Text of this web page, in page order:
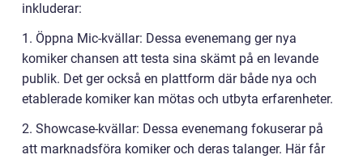
inkluderar:
1. Öppna Mic-kvällar: Dessa evenemang ger nya
komiker chansen att testa sina skämt på en levande
publik. Det ger också en plattform där både nya och
etablerade komiker kan mötas och utbyta erfarenheter.
2. Showcase-kvällar: Dessa evenemang fokuserar på
att marknadsföra komiker och deras talanger. Här får